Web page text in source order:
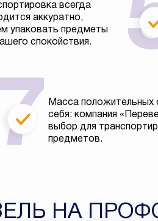
всегда
аккуратно,
упаковать предметы
спокойствия.
Масса положительных
себя: компания
выбор для
предметов.
НА